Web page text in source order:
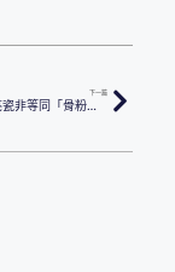
下一篇
【醫學新聞】晶亮瓷非等同「骨粉」 破除疑慮安心變美